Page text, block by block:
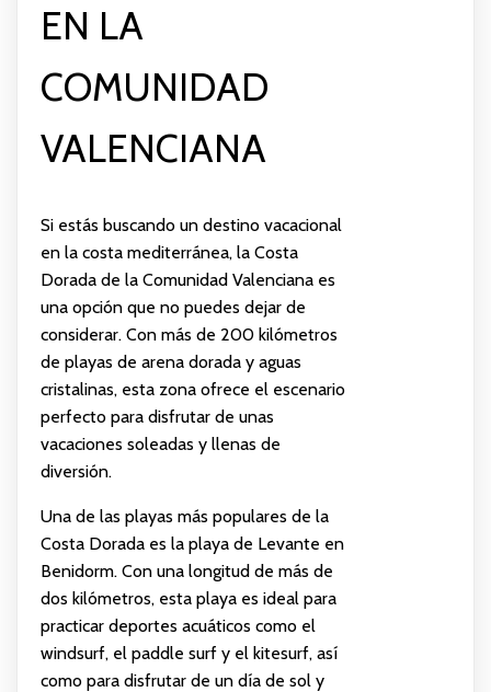
EN LA
COMUNIDAD
VALENCIANA
Si estás buscando un destino vacacional
en la costa mediterránea, la Costa
Dorada de la Comunidad Valenciana es
una opción que no puedes dejar de
considerar. Con más de 200 kilómetros
de playas de arena dorada y aguas
cristalinas, esta zona ofrece el escenario
perfecto para disfrutar de unas
vacaciones soleadas y llenas de
diversión.
Una de las playas más populares de la
Costa Dorada es la playa de Levante en
Benidorm. Con una longitud de más de
dos kilómetros, esta playa es ideal para
practicar deportes acuáticos como el
windsurf, el paddle surf y el kitesurf, así
como para disfrutar de un día de sol y